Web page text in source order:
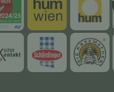
mehr mehr